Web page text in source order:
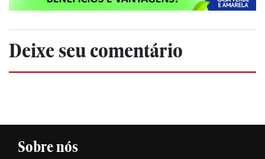
Deixe seu comentário
Sobre nós